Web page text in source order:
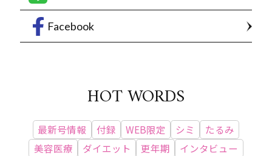
Facebook
HOT WORDS
最新号情報 付録 WEB限定 シミ
たるみ
美容医療
ダイエット 更年期
インタビュー